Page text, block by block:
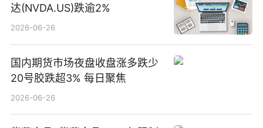
达(NVDA.US)跌逾2%
2026-06-26
国内期货市场夜盘收盘涨多跌少
20号胶跌超3% 每日聚焦
2026-06-26